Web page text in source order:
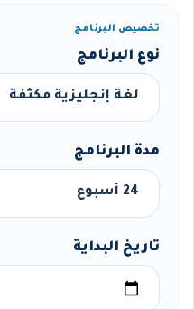
تخصيص البرنامج
نوع البرنامج
مدة البرنامج
تاريخ البداية